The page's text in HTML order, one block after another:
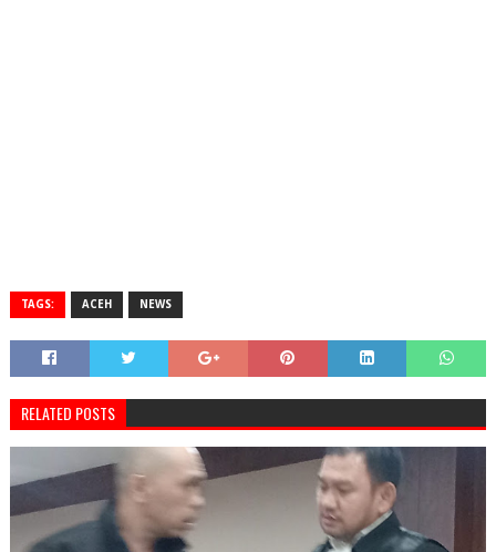
TAGS: ACEH NEWS
RELATED POSTS